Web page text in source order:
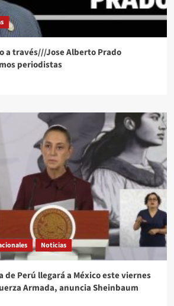
a través///Jose Alberto Prado
periodistas
Noticias
de Perú llegará a México este viernes
Armada, anuncia Sheinbaum